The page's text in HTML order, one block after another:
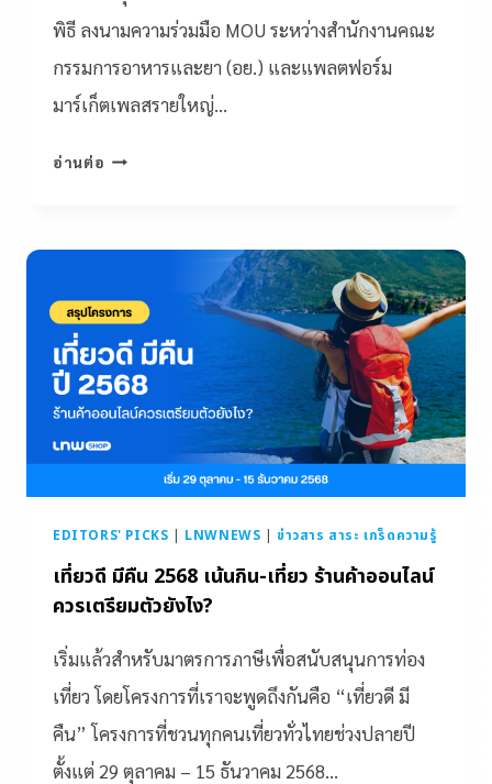
พิธี ลงนามความร่วมมือ MOU ระหว่างสำนักงานคณะ
กรรมการอาหารและยา (อย.) และแพลตฟอร์ม
มาร์เก็ตเพลสรายใหญ่…
อ่านต่อ
EDITORS' PICKS | LNWNEWS |ข่าวสาร สาระ เกร็ดความรู้
เที่ยวดี มีคืน 2568 เน้นกิน-เที่ยว ร้านค้าออนไลน์
ควรเตรียมตัวยังไง?
เริ่มแล้วสำหรับมาตรการภาษีเพื่อสนับสนุนการท่อง
เที่ยว โดยโครงการที่เราจะพูดถึงกันคือ “เที่ยวดี มี
คืน” โครงการที่ชวนทุกคนเที่ยวทั่วไทยช่วงปลายปี
ตั้งแต่ 29 ตุลาคม – 15 ธันวาคม 2568…